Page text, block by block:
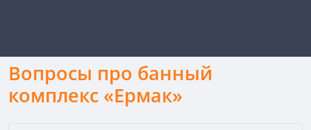
Вопросы про банный
комплекс «Ермак»